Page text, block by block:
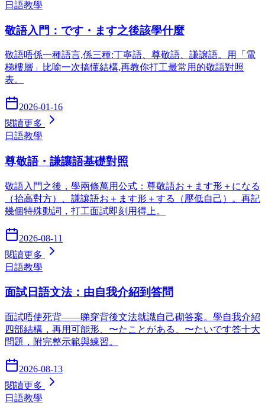
日語教學
敬語入門：です・ます之後該學什麼
敬語唔係一種語言,係三種:丁寧語、尊敬語、謙譲語。用「電
梯樓層」比喻一次搞懂結構,再教你打工最常用的敬語對照
表。
2026-01-16
閱讀更多
日語教學
尊敬語・謙讓語基礎對照
敬語入門之後，學兩條萬用公式：尊敬語お＋ます形＋になる
（抬高對方）、謙讓語お＋ます形＋する（壓低自己）。再記
幾個特殊動詞，打工面試即刻用得上。
2026-08-11
閱讀更多
日語教學
面試日語文法：由自我介紹到答問
面試唔使死背——睇穿背後文法就識自己砌答案。學自我介紹
四部結構，再用可能形、〜たことがある、〜たいです答十大
問題，附完整示範與練習。
2026-08-13
閱讀更多
日語教學